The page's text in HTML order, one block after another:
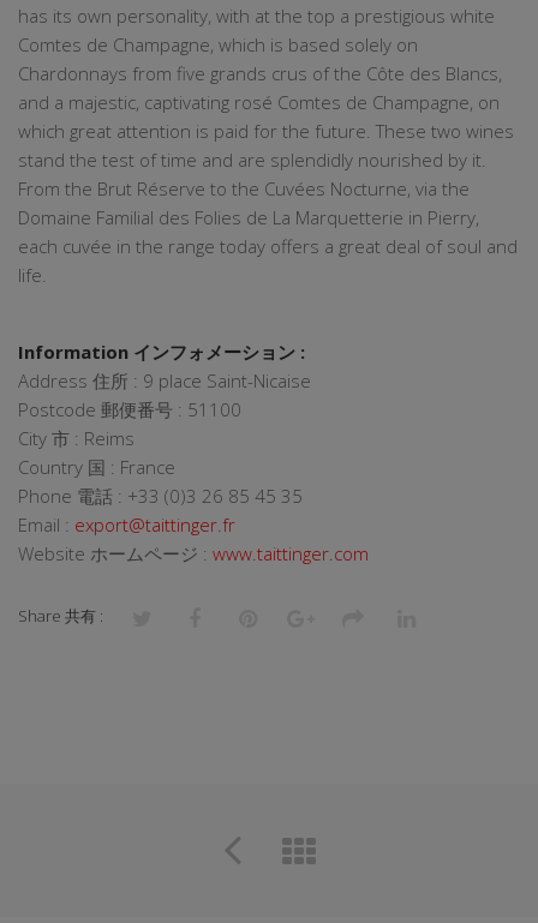
has its own personality, with at the top a prestigious white
Comtes de Champagne, which is based solely on
Chardonnays from five grands crus of the Côte des Blancs,
and a majestic, captivating rosé Comtes de Champagne, on
which great attention is paid for the future. These two wines
stand the test of time and are splendidly nourished by it.
From the Brut Réserve to the Cuvées Nocturne, via the
Domaine Familial des Folies de La Marquetterie in Pierry,
each cuvée in the range today offers a great deal of soul and
life.
Information インフォメーション :
Address 住所 : 9 place Saint-Nicaise
Postcode 郵便番号 : 51100
City 市 : Reims
Country 国 : France
Phone 電話 : +33 (0)3 26 85 45 35
Email : export@taittinger.fr
Website ホームページ : www.taittinger.com
Share 共有 :